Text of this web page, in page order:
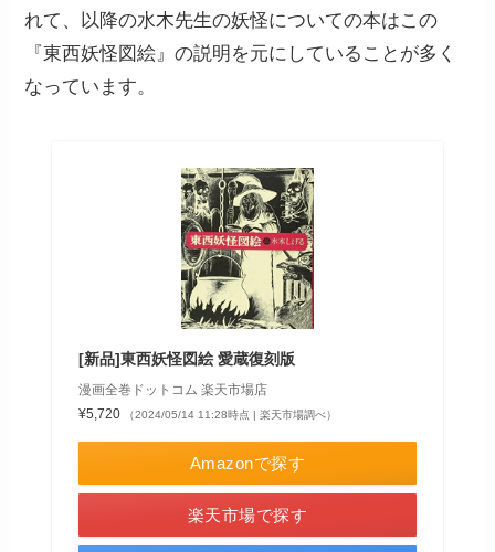
れて、以降の水木先生の妖怪についての本はこの
『東西妖怪図絵』の説明を元にしていることが多く
なっています。
[新品]東西妖怪図絵 愛蔵復刻版
漫画全巻ドットコム 楽天市場店
¥5,720
（2024/05/14 11:28時点 | 楽天市場調べ）
Amazonで探す
楽天市場で探す